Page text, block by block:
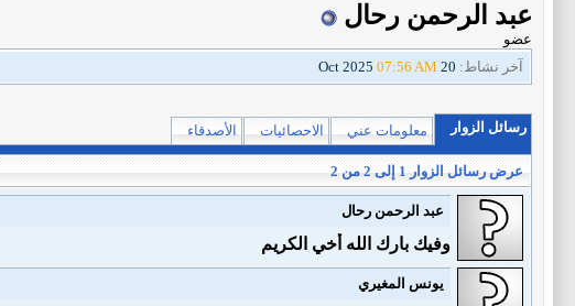
عبد الرحمن رحال
عضو
آخر نشاط:
07:56 AM
رسائل الزوار معلومات عني الاحصائيات الأصدقاء
عرض رسائل الزوار 1 إلى 2 من 2
عبد الرحمن رحال
وفيك بارك الله أخي الكريم
يونس المغيري